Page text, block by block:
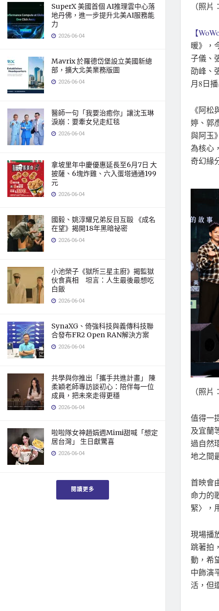
SuperX 美國首個 AI推理雲中心落
地丹佛，進一步提升北美AI服務能
力
2026-06-04
Mavrix 於羅德岱堡設立美國新總
部，擴大北美業務版圖
2026-06-04
醫師一句「我要治癒你」讓沈玉琳
淚崩：要牽女兒走紅毯
2026-06-04
拿坡里年中慶優惠延長至6月7日 大
披薩、6塊炸雞、六入蛋塔通通199
元
2026-06-04
國毅、姚淳耀兄弟反目互毆 《成名
在望》揭開18年黑暗祕密
2026-06-04
小池榮子《獄所三星主廚》揭監獄
伙食真相 坦言：人生最後最想吃
白飯
2026-06-04
SynaXG、倚強科技與義傳科技聯
合發布FR2 Open RAN解決方案
2026-06-04
共學與你推出「攜手共進計畫」 陳
柔穎老師專訪談初心：陪伴每一位
成員，把未來走得更穩
2026-06-04
啦啦隊女神趙娟週Mimi甜喊「想定
居台灣」 生日獻驚喜
2026-06-04
閱讀更多
（照
【
暖》，
子儀、
劭峰、
月8日
《阿
婷、郭
與阿玉
為核心
奇幻緣
（照
值得一
及宜蘭
過自然
地之間
首映會
命力的
緊〉，
現場播
跳著拍
動，希
中飾演
活，但